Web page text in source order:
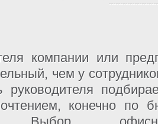
компании или
чем у
руководителя
конечно по